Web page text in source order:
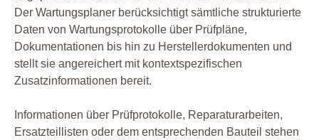
Der Wartungsplaner berücksichtigt sämtliche strukturierte
Daten von Wartungsprotokolle über Prüfpläne,
Dokumentationen bis hin zu Herstellerdokumenten und
stellt sie angereichert mit kontextspezifischen
Zusatzinformationen bereit.
Informationen über Prüfprotokolle, Reparaturarbeiten,
Ersatzteillisten oder dem entsprechenden Bauteil stehen